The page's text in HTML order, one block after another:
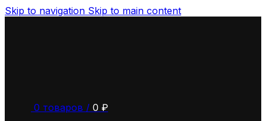
Skip to navigation Skip to main content
0 товаров / 0 ₽